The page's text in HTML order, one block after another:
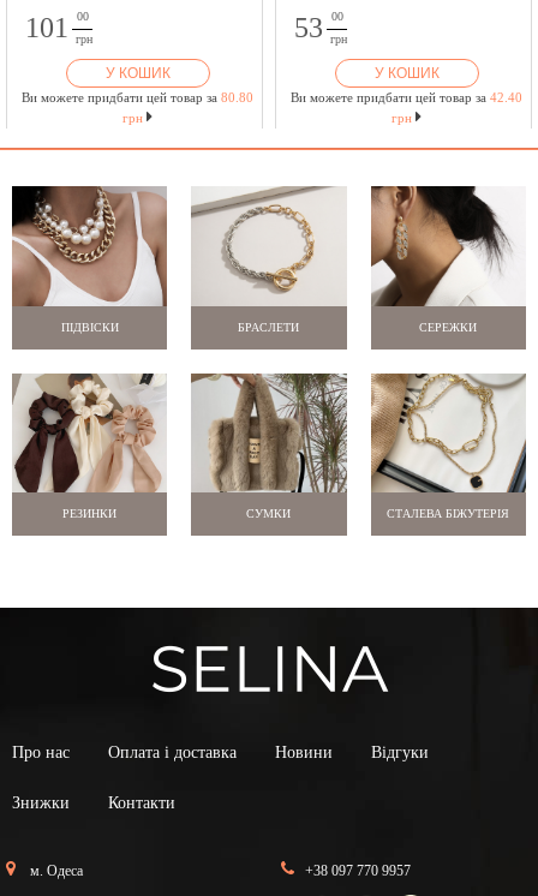
101
00
грн
У КОШИК
Ви можете придбати цей товар за 80.80
грн
53
00
грн
У КОШИК
Ви можете придбати цей товар за 42.40
грн
ПІДВІСКИ БРАСЛЕТИ СЕРЕЖКИ
РЕЗИНКИ СУМКИ СТАЛЕВА БІЖУТЕРІЯ
Про нас Оплата і доставка Новини Відгуки
Знижки Контакти
м. Одеса +38 097 770 9957